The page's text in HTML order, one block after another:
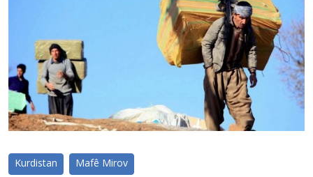
Kurdistan Mafê Mirov